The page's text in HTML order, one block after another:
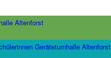
Altenforst
Geräteturnhalle Altenforst